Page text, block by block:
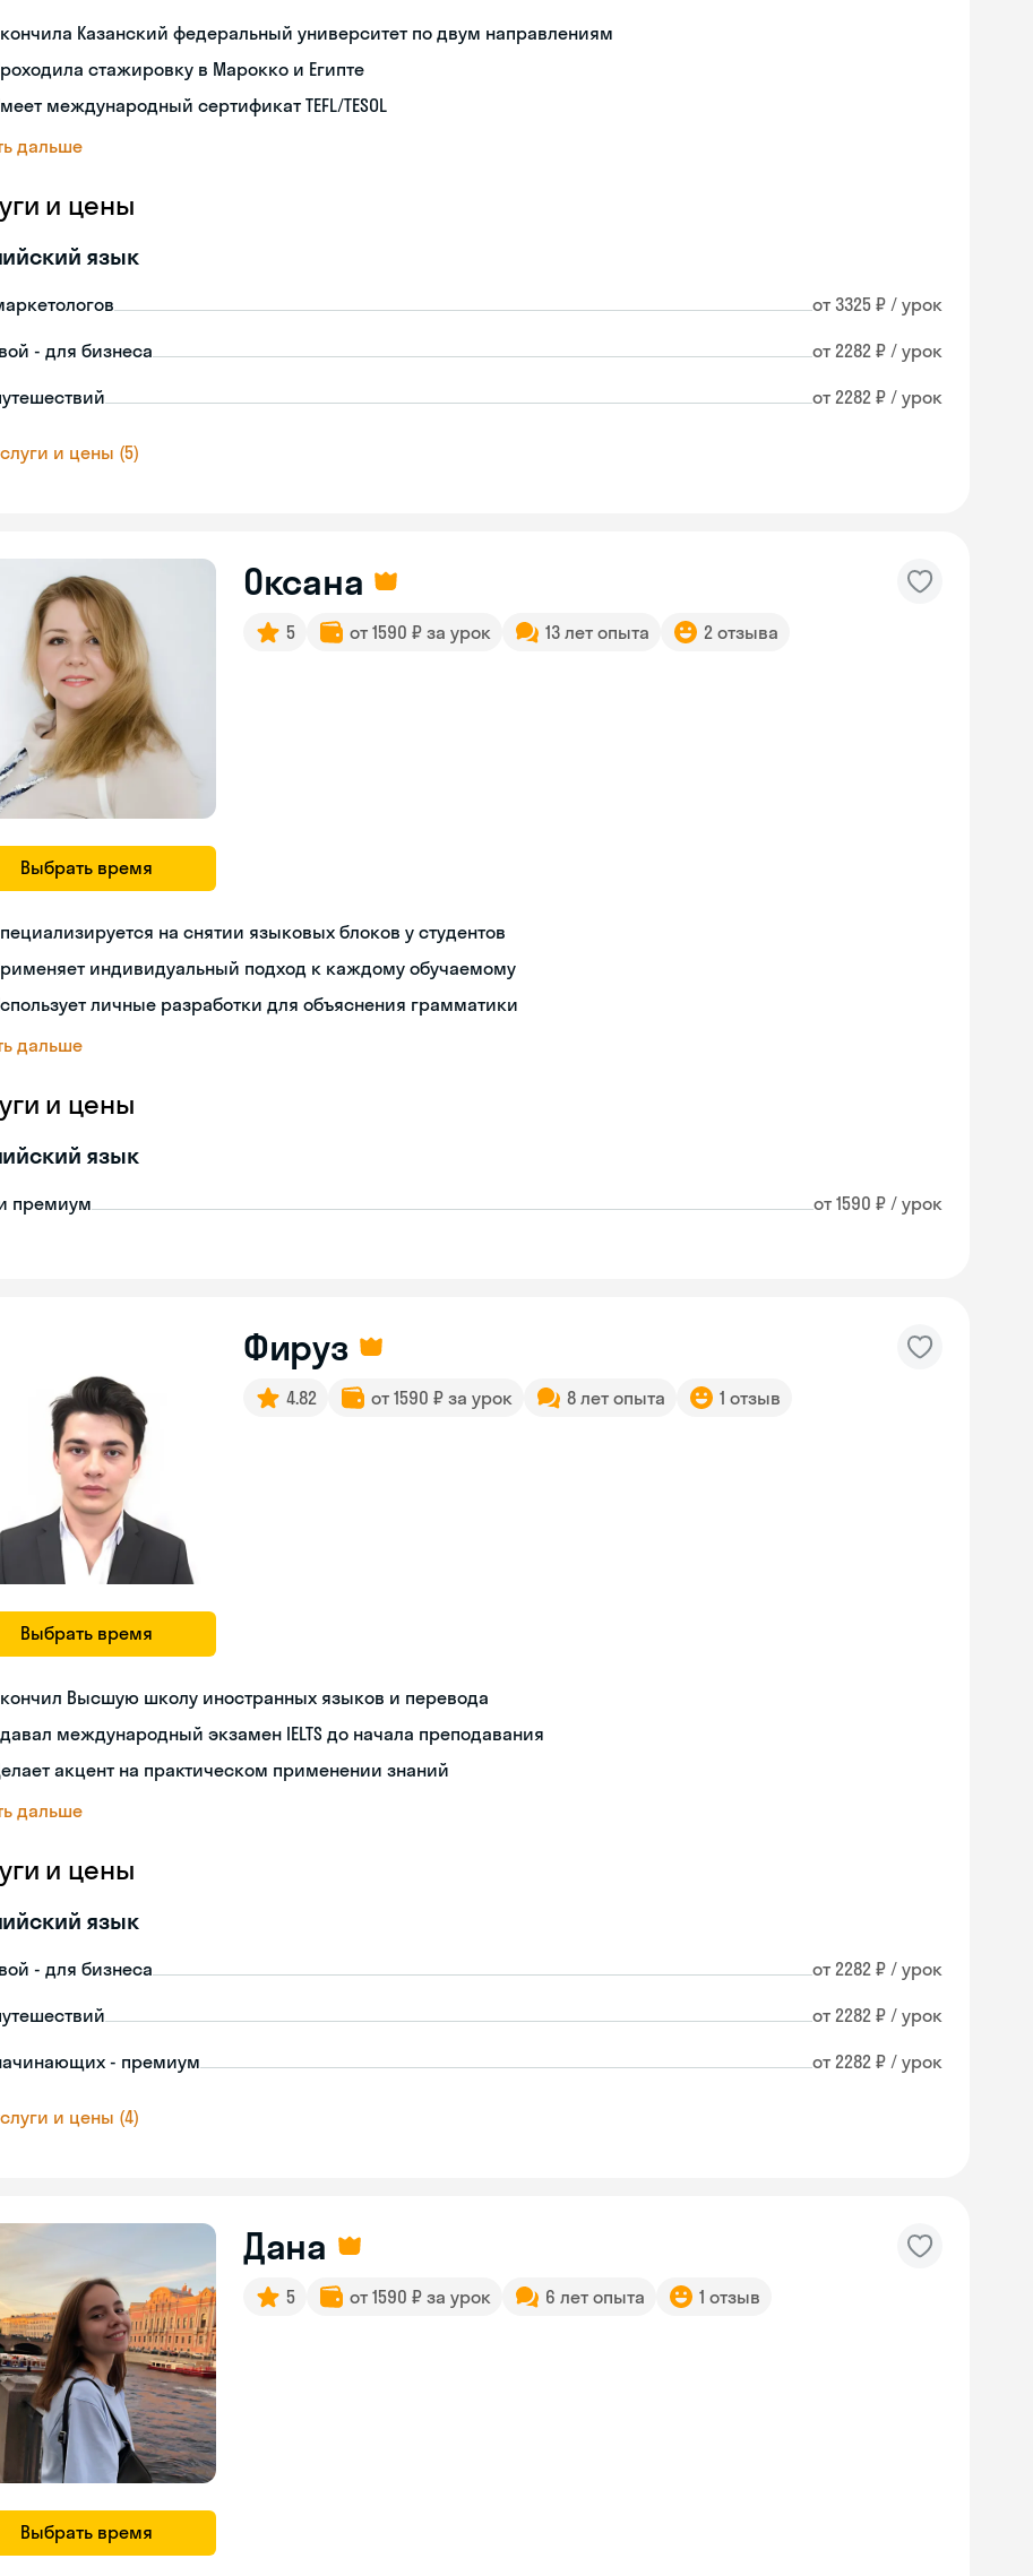
Казанский федеральный университет по двум направлениям
стажировку в Марокко и Египте
международный сертификат TEFL/TESOL
дальше
и цены
язык
от 3325 ₽ / урок
- для бизнеса от 2282 ₽ / урок
от 2282 ₽ / урок
и цены (5)
Выбрать время
Оксана
5 от 1590 ₽ за урок 13 лет опыта 2 отзыва
на снятии языковых блоков у студентов
индивидуальный подход к каждому обучаемому
личные разработки для объяснения грамматики
дальше
и цены
язык
премиум от 1590 ₽ / урок
Выбрать время
Фируз
4.82 от 1590 ₽ за урок 8 лет опыта 1 отзыв
Высшую школу иностранных языков и перевода
международный экзамен IELTS до начала преподавания
акцент на практическом применении знаний
дальше
и цены
язык
- для бизнеса от 2282 ₽ / урок
от 2282 ₽ / урок
- премиум от 2282 ₽ / урок
и цены (4)
Выбрать время
Дана
5 от 1590 ₽ за урок 6 лет опыта 1 отзыв